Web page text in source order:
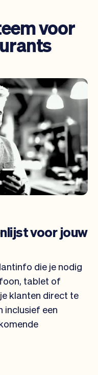
voor
voor jouw
die je nodig
tablet of
klanten direct te
inclusief een